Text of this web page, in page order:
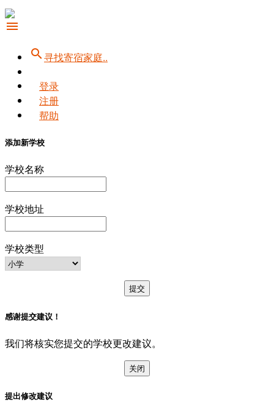
menu
search寻找寄宿家庭..
登录
注册
帮助
添加新学校
学校名称
学校地址
学校类型
提交
感谢提交建议！
我们将核实您提交的学校更改建议。
关闭
提出修改建议